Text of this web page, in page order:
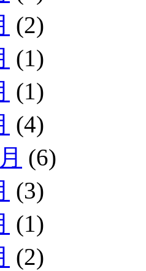
(2)
(1)
(1)
(4)
(6)
(3)
(1)
(2)